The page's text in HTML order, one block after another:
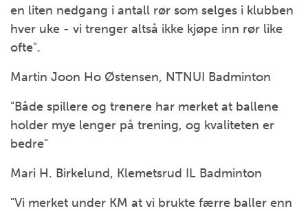
en liten nedgang i antall rør som selges i klubben
hver uke - vi trenger altså ikke kjøpe inn rør like
ofte".
Martin Joon Ho Østensen, NTNUI Badminton
"Både spillere og trenere har merket at ballene
holder mye lenger på trening, og kvaliteten er
bedre"
Mari H. Birkelund, Klemetsrud IL Badminton
"Vi merket under KM at vi brukte færre baller enn